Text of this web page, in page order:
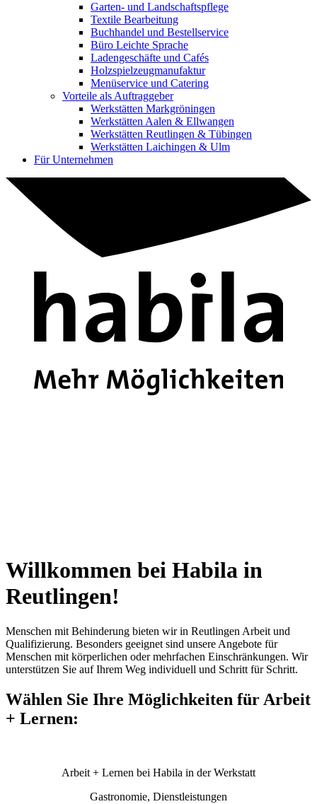
Garten- und Landschaftspflege
Textile Bearbeitung
Buchhandel und Bestellservice
Büro Leichte Sprache
Ladengeschäfte und Cafés
Holzspielzeugmanufaktur
Menüservice und Catering
Vorteile als Auftraggeber
Werkstätten Markgröningen
Werkstätten Aalen & Ellwangen
Werkstätten Reutlingen & Tübingen
Werkstätten Laichingen & Ulm
Für Unternehmen
Willkommen bei Habila in
Reutlingen!
Menschen mit Behinderung bieten wir in Reutlingen Arbeit und
Qualifizierung. Besonders geeignet sind unsere Angebote für
Menschen mit körperlichen oder mehrfachen Einschränkungen. Wir
unterstützen Sie auf Ihrem Weg individuell und Schritt für Schritt.
Wählen Sie Ihre Möglichkeiten für Arbeit
+ Lernen:
Arbeit + Lernen bei Habila in der Werkstatt
Gastronomie, Dienstleistungen